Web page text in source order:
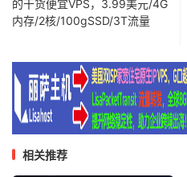
的干货便宜VPS，3.99美元/4G
内存/2核/100gSSD/3T流量
相关推荐